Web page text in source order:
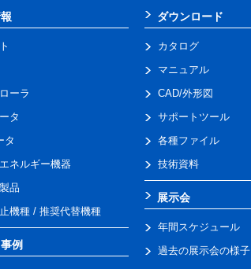
ーラ
タ
タ
ネルギー機器
品
機種 / 推奨代替機種
例
ダウンロード
カタログ
マニュアル
CAD/外形図
サポートツール
各種ファイル
技術資料
展示会
年間スケジュール
過去の展示会の様子